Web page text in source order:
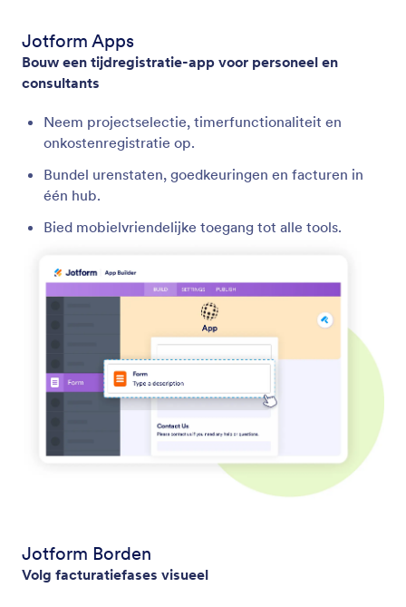
Jotform Apps
Bouw een tijdregistratie-app voor personeel en
consultants
Neem projectselectie, timerfunctionaliteit en
onkostenregistratie op.
Bundel urenstaten, goedkeuringen en facturen in
één hub.
Bied mobielvriendelijke toegang tot alle tools.
Jotform Borden
Volg facturatiefases visueel